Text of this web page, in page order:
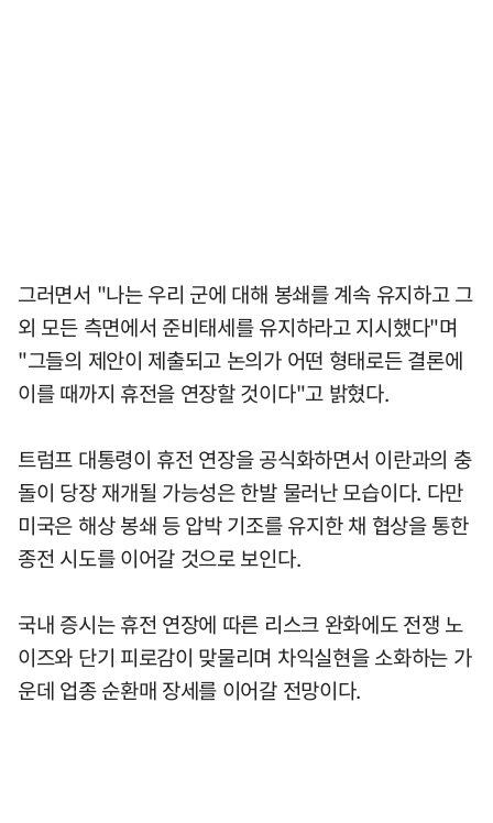
그러면서 "나는 우리 군에 대해 봉쇄를 계속 유지하고 그
외 모든 측면에서 준비태세를 유지하라고 지시했다"며
"그들의 제안이 제출되고 논의가 어떤 형태로든 결론에
이를 때까지 휴전을 연장할 것이다"고 밝혔다.
트럼프 대통령이 휴전 연장을 공식화하면서 이란과의 충
돌이 당장 재개될 가능성은 한발 물러난 모습이다. 다만
미국은 해상 봉쇄 등 압박 기조를 유지한 채 협상을 통한
종전 시도를 이어갈 것으로 보인다.
국내 증시는 휴전 연장에 따른 리스크 완화에도 전쟁 노
이즈와 단기 피로감이 맞물리며 차익실현을 소화하는 가
운데 업종 순환매 장세를 이어갈 전망이다.